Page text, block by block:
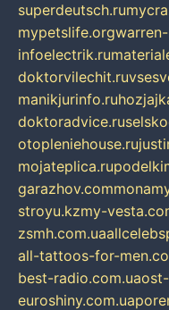
superdeutsch.ru
mypetslife.org
infoelectrik.ru
doktorvilechit.ru
manikjurinfo.ru
doktoradvice.ru
otopleniehouse.ru
mojateplica.ru
garazhov.com
stroyu.kzmy-
zsmh.com.ua
all-tattoos-for-
best-radio.com.ua
euroshiny.com.ua